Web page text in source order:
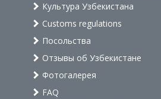
Культура Узбекистана
Customs regulations
Посольства
Отзывы об Узбекистане
Фотогалерея
FAQ